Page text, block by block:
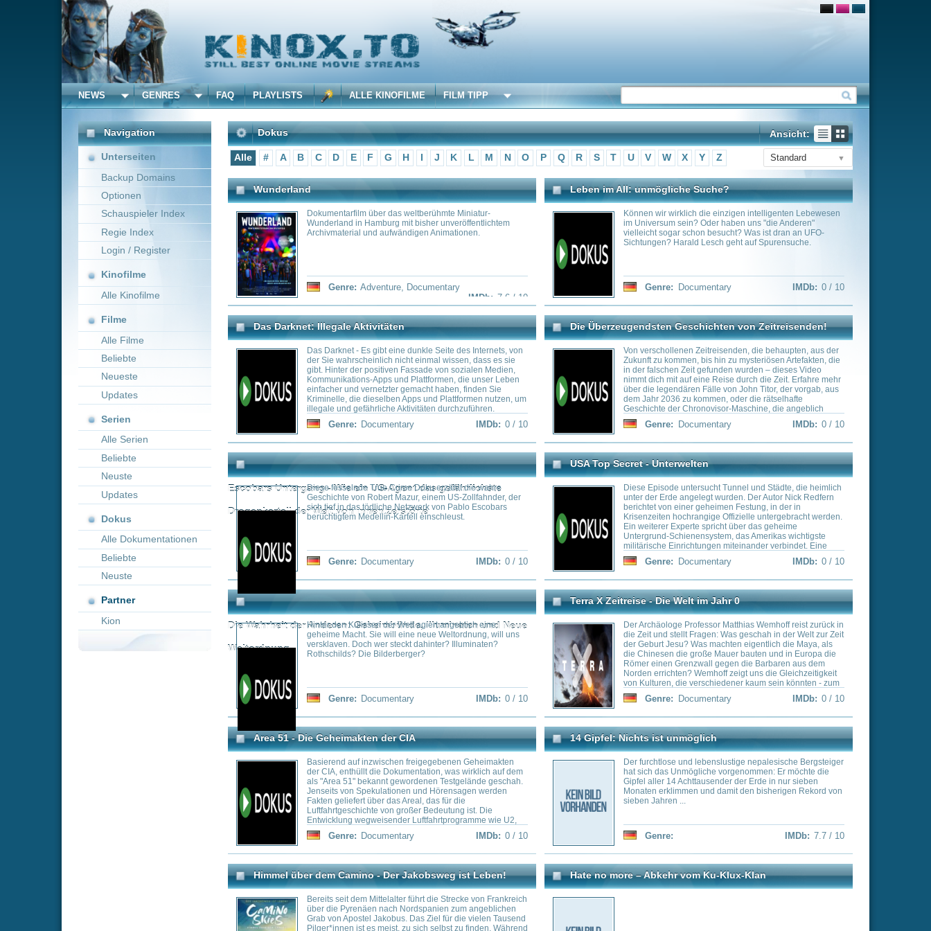
NEWS GENRES FAQ
Navigation
Unterseiten
Backup Domains
Optionen
Schauspieler Index
Regie Index
Login / Register
Kinofilme
Alle Kinofilme
Beliebte
Serien
Alle Serien
Beliebte
Neuste
Dokus
Alle Dokumentationen
Beliebte
Neuste
Partner
Kion
Dokus Ansicht:
Alle A B C D E F G H I J K L M N O P Q R S T U V W X Y Z Standard
Wunderland
Dokumentarfilm über das weltberühmte Miniatur-
Wunderland in Hamburg mit bisher unveröffentlichtem
Archivmaterial und aufwändigen Animationen.
Genre:
Leben im All: unmögliche Suche?
Können wir wirklich die einzigen intelligenten Lebewesen
im Universum sein? Oder haben uns "die Anderen"
vielleicht sogar schon besucht? Was ist dran an UFO-
Sichtungen? Harald Lesch geht auf Spurensuche.
Genre: Documentary IMDb:0 / 10
Das Darknet: Illegale Aktivitäten
Das Darknet - Es gibt eine dunkle Seite des Internets, von
der Sie wahrscheinlich nicht einmal wissen, dass es sie
gibt. Hinter der positiven Fassade von sozialen Medien,
Kommunikations-Apps und Plattformen, die unser Leben
einfacher und vernetzter gemacht haben, finden Sie
Kriminelle, die dieselben Apps und Plattformen nutzen, um
illegale und gefährliche Aktivitäten durchzuführen.
Documentary IMDb: 0 / 10
Die Überzeugendsten Geschichten von Zeitreisenden!
Von verschollenen Zeitreisenden, die behaupten, aus der
Zukunft zu kommen, bis hin zu mysteriösen Artefakten, die
in der falschen Zeit gefunden wurden – dieses Video
nimmt dich mit auf eine Reise durch die Zeit. Erfahre mehr
über die legendären Fälle von John Titor, der vorgab, aus
dem Jahr 2036 zu kommen, oder die rätselhafte
Geschichte der Chronovisor-Maschine, die angeblich
vergangene Ereignisse sichtbar macht. Bist du bereit, die
Grenzen der Realität zu überschreiten und einen Blick in
die Vergangenheit und Zukunft zu werfen?
IMDb: 0 / 10
Escobars Untergang - Wie ein US-Agent das gefährlichste
Drogenkartell der Welt von innen zerstörte
Diese fesselnde True Crime Doku erzählt die wahre
Geschichte von Robert Mazur, einem US-Zollfahnder, der
sich tief in das tödliche Netzwerk von Pablo Escobars
berüchtigtem Medellín-Kartell einschleust.
USA Top Secret - Unterwelten
Diese Episode untersucht Tunnel und Städte, die heimlich
unter der Erde angelegt wurden. Der Autor Nick Redfern
berichtet von einer geheimen Festung, in der in
Krisenzeiten hochrangige Offizielle untergebracht werden.
militärische Einrichtungen miteinander verbindet. Eine
Staatsanwältin beschreibt das Netzwerk von Tunneln, das
mutmaßlich zum Drogenschmuggel zwischen den USA
und Mexiko angelegt wurde.
Genre: Documentary IMDb:0 / 10
Die Wahrheit der Anderen: Geheimbünde, Illuminaten und Neue
Weltordnung
Hinter den Kulissen der Welt agiert angeblich eine
Rothschilds? Die Bilderberger?
Genre: Documentary IMDb:0 / 10
Terra X Zeitreise - Die Welt im Jahr 0
Der Archäologe Professor Matthias Wemhoff reist zurück in
die Zeit und stellt Fragen: Was geschah in der Welt zur Zeit
der Geburt Jesu? Was machten eigentlich die Maya, als
die Chinesen die große Mauer bauten und in Europa die
Römer einen Grenzwall gegen die Barbaren aus dem
Norden errichten? Wemhoff zeigt uns die Gleichzeitigkeit
von Kulturen, die verschiedener kaum sein könnten - zum
Zeitenwende, die durch das Miterleben zum Staunen
einlädt.
Genre: Documentary IMDb:0 / 10
Area 51 - Die Geheimakten der CIA
Basierend auf inzwischen freigegebenen Geheimakten
der CIA, enthüllt die Dokumentation, was wirklich auf dem
als "Area 51" bekannt gewordenen Testgelände geschah.
Jenseits von Spekulationen und Hörensagen werden
Entwicklung wegweisender Luftfahrtprogramme wie U2,
A12, SR71, HAVE BLUE, des F117 Nighthawk und des
Raptor FA22 fanden hier statt. Sie stellten die Lufthoheit
der USA von den Tagen des Kalten Krieges bis hin zu
heutigen militärischen Auseinandersetzungen sicher
Genre: Documentary IMDb:
14 Gipfel: Nichts ist unmöglich
Der furchtlose und lebenslustige nepalesische Bergsteiger
hat sich das Unmögliche vorgenommen: Er möchte die
Gipfel aller 14 Achttausender der Erde in nur sieben
Monaten erklimmen und damit den bisherigen Rekord von
sieben Jahren ...
IMDb: 7.7 / 10
Himmel über dem Camino - Der Jakobsweg ist Leben!
Bereits seit dem Mittelalter führt die Strecke von Frankreich
über die Pyrenäen nach Nordspanien zum angeblichen
Grab von Apostel Jakobus. Das Ziel für die vielen Tausend
Pilger*innen ist es meist, zu sich selbst zu finden. Während
andere die schwere Strecke im Alleingang bestehen
wollen, findet sich hier eine Gemeinschaft aus sechs
Personen mit ganz unterschiedlichen Typen,
Lebensgeschichten und überstandenen Tragödien. Was
sie antreibt, wie sie ihre gemeinsame Reise bestreiten und
warum es manchmal besser ist, mit einer weiteren Person
eine Last zu teilen, all dies schildert die Dokumentation
„Himmel über dem Camino“ von Noel Smyth und Fergus
Grady. Dokumentarfilm über sechs Pilger und Pilgerinnen,
die den Jakobsweg komplett ablaufen wollen.
Genre: Documentary IMDb:6.3 / 10
Hate no more – Abkehr vom Ku-Klux-Klan
Genre:
Der größte Weiße Hai der Welt
Der kleine Badeort Amity Island wird von einem gefräßigen
Hai heimgesucht, bis sich ein Polizist, ein Meeresbiologe
und ein alter Fischer aufmachen, ihn zur Strecke zu
bringen.
Genre: IMDb: 8.1 / 10
Russland von Oben - Der Kinofilm
Doppelt so groß wie die Vereinigten Staaten, fast
fünfzigmal größer als das kleine Deutschland: Russland ist
das mit Abstand größte Land der Erde. Von Kaliningrad an
der Ostsee bis zur Meerenge der Beringstraße sind 7.000
Kilometer Luftlinie zu überwinden. Das Team der vielfach
preisgekrönten "Deutschland von oben"-Serie hat eine
Documentary